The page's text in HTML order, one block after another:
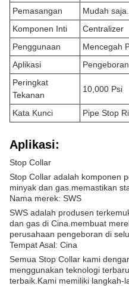
Pemasangan
Mudah saja.
Komponen Inti
Centralizer
Penggunaan
Mencegah
Aplikasi
Peringkat
Tekanan
10,000 Psi
Kata Kunci Pipe Stop
Aplikasi:
Stop Collar
Stop Collar adalah komponen
minyak dan gas.memastikan
Nama merek: SWS
SWS adalah produsen
dan gas di Cina.membuat
perusahaan pengeboran di
Tempat Asal: Cina
Semua Stop Collar kami
menggunakan teknologi
terbaik.Kami memiliki langkah-